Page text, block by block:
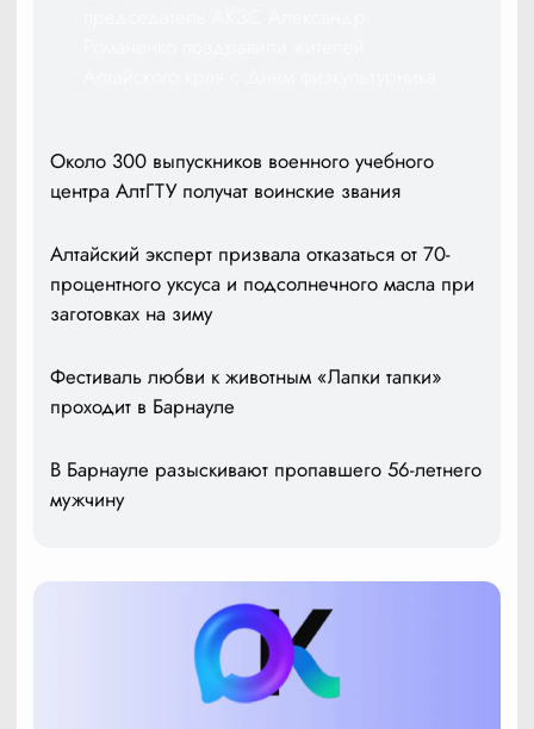
Около 300 выпускников военного учебного
центра АлтГТУ получат воинские звания
Алтайский эксперт призвала отказаться от 70-
процентного уксуса и подсолнечного масла при
заготовках на зиму
Фестиваль любви к животным «Лапки тапки»
проходит в Барнауле
В Барнауле разыскивают пропавшего 56-летнего
мужчину